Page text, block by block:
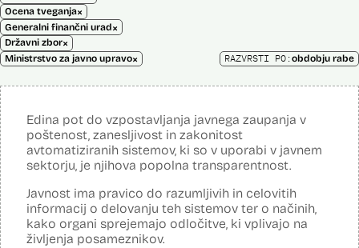
Ocena tveganja×
Generalni finančni urad×
Državni zbor×
Ministrstvo za javno upravo× RAZVRSTI PO:obdobju rabe
Edina pot do vzpostavljanja javnega zaupanja v
poštenost, zanesljivost in zakonitost
avtomatiziranih sistemov, ki so v uporabi v javnem
sektorju, je njihova popolna transparentnost.
Javnost ima pravico do razumljivih in celovitih
informacij o delovanju teh sistemov ter o načinih,
kako organi sprejemajo odločitve, ki vplivajo na
življenja posameznikov.